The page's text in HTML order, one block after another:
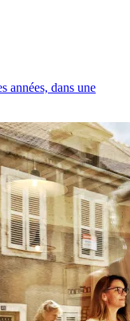
années, dans une